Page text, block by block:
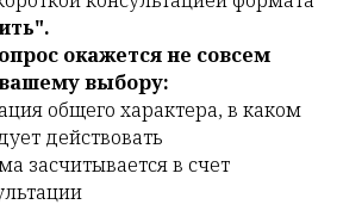
окажется не совсем
выбору:
общего характера, в каком
действовать
засчитывается в счет